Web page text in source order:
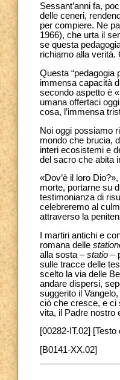
Sessant’anni fa,
delle ceneri,
per compiere. Ne
1966), che urta il
se questa
richiamo alla verità.
Questa “pedagogia
immensa capacità
secondo aspetto è
umana offertaci
cosa, l’immensa
Noi oggi possiamo
mondo che brucia,
interi ecosistemi e
del sacro che abita
«Dov’è il loro
morte, portarne su
testimonianza di
celebreremo al
attraverso la
I martiri antichi e
romana delle
alla sosta –statio –
sulle tracce delle
scelto la via delle
andare dispersi,
suggerito il
ciò che cresce, e ci
vita, il Padre nostro
[00282-IT.02] [Testo
[B0141-XX.02]